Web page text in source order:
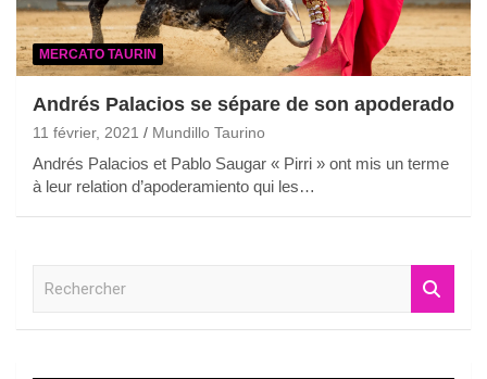
MERCATO TAURIN
Andrés Palacios se sépare de son apoderado
11 février, 2021 Mundillo Taurino
Andrés Palacios et Pablo Saugar « Pirri » ont mis un terme
à leur relation d’apoderamiento qui les…